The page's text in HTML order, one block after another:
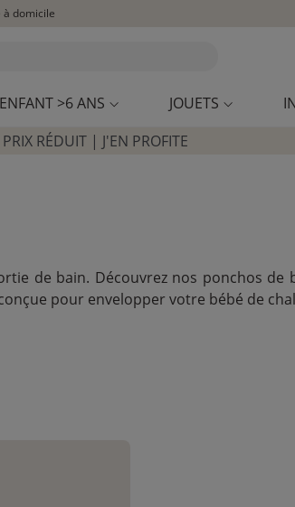
domicile
>6 ANS JOUETS
RÉDUIT | J'EN PROFITE
de bain. Découvrez nos ponchos de
pour envelopper votre bébé de